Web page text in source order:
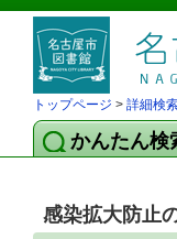
トップページ > 詳細検
かんたん検
感染拡大防止